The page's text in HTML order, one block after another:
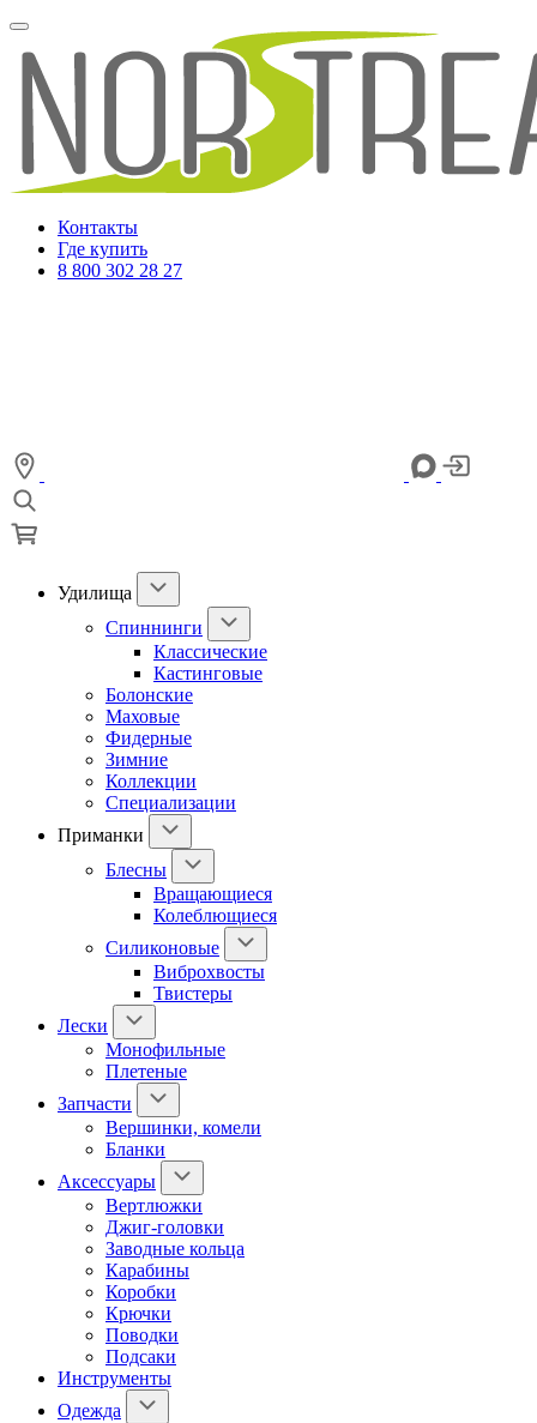
Контакты
Где купить
8 800 302 28 27
Удилища
Спиннинги
Классические
Кастинговые
Болонские
Маховые
Фидерные
Зимние
Коллекции
Специализации
Приманки
Блесны
Вращающиеся
Колеблющиеся
Силиконовые
Виброхвосты
Твистеры
Лески
Монофильные
Плетеные
Запчасти
Вершинки, комели
Бланки
Аксессуары
Вертлюжки
Джиг-головки
Заводные кольца
Карабины
Коробки
Крючки
Поводки
Подсаки
Инструменты
Одежда